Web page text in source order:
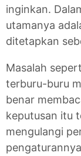
inginkan.
utamanya
ditetapkan
Masalah
terburu-buru
benar
keputusan itu
mengulangi